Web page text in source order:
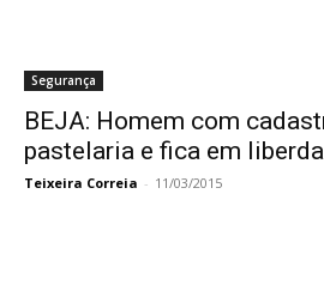
Segurança
BEJA: Homem com
pastelaria e fica em
Teixeira Correia - 11/03/2015